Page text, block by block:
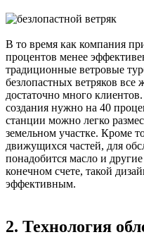
В то время как компания
процентов менее
традиционные ветровые
безлопастных ветряков все
достаточно много
создания нужно на 40
станции можно легко
земельном участке. Кроме
движущихся частей, для
понадобится масло и
конечном счете, такой
эффективным.
2. Технология